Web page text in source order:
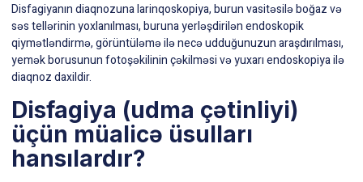
Disfagiyanın diaqnozuna larinqoskopiya, burun vasitəsilə boğaz və
səs tellərinin yoxlanılması, buruna yerləşdirilən endoskopik
qiymətləndirmə, görüntüləmə ilə necə udduğunuzun araşdırılması,
yemək borusunun fotoşəkilinin çəkilməsi və yuxarıendoskopiyailə
diaqnoz daxildir.
Disfagiya (udma çətinliyi)
üçün müalicə üsulları
hansılardır?